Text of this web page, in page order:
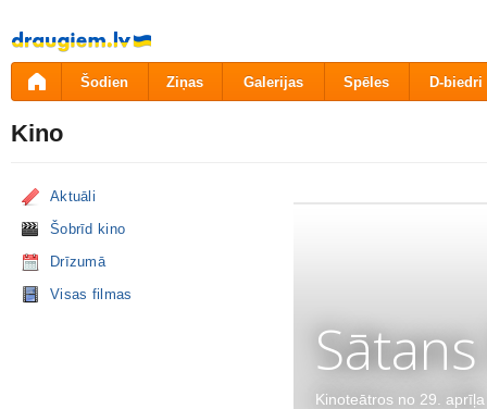
Pāriet
uz
saturu
Šodien Ziņas Galerijas Spēles D-biedri
Kino
Aktuāli
Šobrīd kino
Drīzumā
Visas filmas
Kinoteātros no 29. aprīļa